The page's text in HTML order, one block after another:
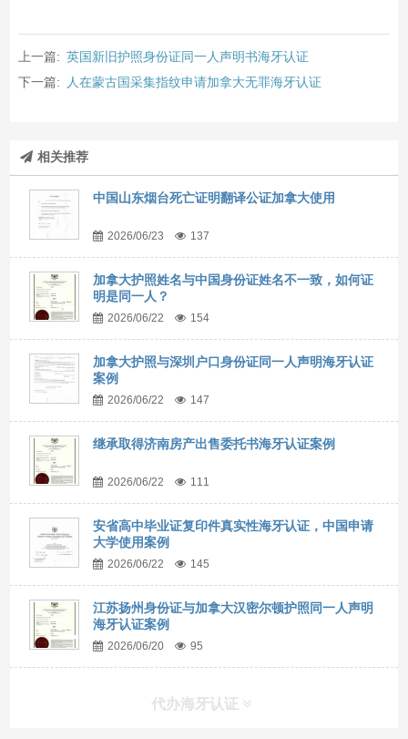
上一篇: 英国新旧护照身份证同一人声明书海牙认证
下一篇:
人在蒙古国采集指纹申请加拿大无罪海牙认证
相关推荐
中国山东烟台死亡证明翻译公证加拿大使用
2026/06/23 137
加拿大护照姓名与中国身份证姓名不一致，如何证
明是同一人？
2026/06/22 154
加拿大护照与深圳户口身份证同一人声明海牙认证
案例
2026/06/22 147
继承取得济南房产出售委托书海牙认证案例
2026/06/22 111
安省高中毕业证复印件真实性海牙认证，中国申请
大学使用案例
2026/06/22 145
江苏扬州身份证与加拿大汉密尔顿护照同一人声明
海牙认证案例
2026/06/20 95
代办海牙认证